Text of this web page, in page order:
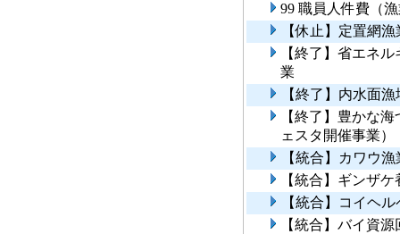
99 職員人件費（
【休止】定置網
【終了】省エネ
業
【終了】内水面
【終了】豊かな
ェスタ開催事業）
【統合】カワウ
【統合】ギンザ
【統合】コイヘ
【統合】バイ資